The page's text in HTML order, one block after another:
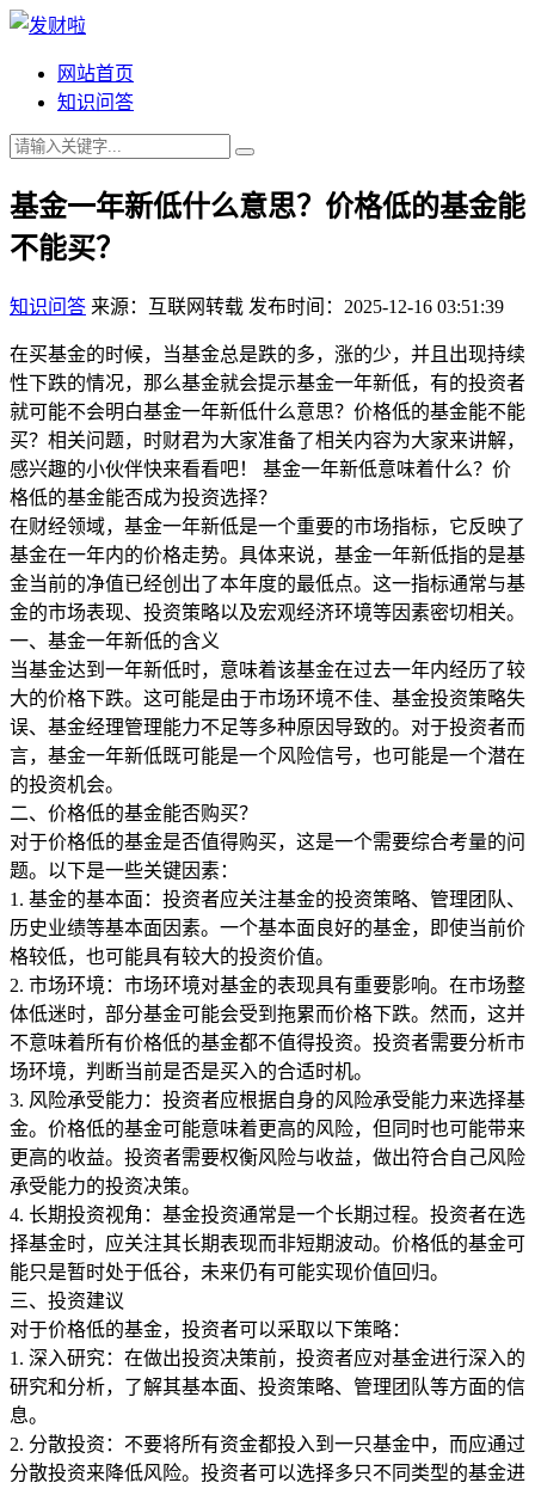
网站首页
知识问答
基金一年新低什么意思？价格低的基金能
不能买？
知识问答 来源：互联网转载 发布时间：2025-12-16 03:51:39
在买基金的时候，当基金总是跌的多，涨的少，并且出现持续
性下跌的情况，那么基金就会提示基金一年新低，有的投资者
就可能不会明白基金一年新低什么意思？价格低的基金能不能
买？相关问题，时财君为大家准备了相关内容为大家来讲解，
感兴趣的小伙伴快来看看吧！ 基金一年新低意味着什么？价
格低的基金能否成为投资选择？
在财经领域，基金一年新低是一个重要的市场指标，它反映了
基金在一年内的价格走势。具体来说，基金一年新低指的是基
金当前的净值已经创出了本年度的最低点。这一指标通常与基
金的市场表现、投资策略以及宏观经济环境等因素密切相关。
一、基金一年新低的含义
当基金达到一年新低时，意味着该基金在过去一年内经历了较
大的价格下跌。这可能是由于市场环境不佳、基金投资策略失
误、基金经理管理能力不足等多种原因导致的。对于投资者而
言，基金一年新低既可能是一个风险信号，也可能是一个潜在
的投资机会。
二、价格低的基金能否购买？
对于价格低的基金是否值得购买，这是一个需要综合考量的问
题。以下是一些关键因素：
1. 基金的基本面：投资者应关注基金的投资策略、管理团队、
历史业绩等基本面因素。一个基本面良好的基金，即使当前价
格较低，也可能具有较大的投资价值。
2. 市场环境：市场环境对基金的表现具有重要影响。在市场整
体低迷时，部分基金可能会受到拖累而价格下跌。然而，这并
不意味着所有价格低的基金都不值得投资。投资者需要分析市
场环境，判断当前是否是买入的合适时机。
3. 风险承受能力：投资者应根据自身的风险承受能力来选择基
金。价格低的基金可能意味着更高的风险，但同时也可能带来
更高的收益。投资者需要权衡风险与收益，做出符合自己风险
承受能力的投资决策。
4. 长期投资视角：基金投资通常是一个长期过程。投资者在选
择基金时，应关注其长期表现而非短期波动。价格低的基金可
能只是暂时处于低谷，未来仍有可能实现价值回归。
三、投资建议
对于价格低的基金，投资者可以采取以下策略：
1. 深入研究：在做出投资决策前，投资者应对基金进行深入的
研究和分析，了解其基本面、投资策略、管理团队等方面的信
息。
2. 分散投资：不要将所有资金都投入到一只基金中，而应通过
分散投资来降低风险。投资者可以选择多只不同类型的基金进